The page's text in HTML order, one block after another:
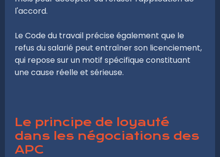
l'accord.
Le Code du travail précise également que le
refus du salarié peut entraîner son licenciement,
qui repose sur un motif spécifique constituant
une cause réelle et sérieuse.
Le principe de loyauté
dans les négociations des
APC